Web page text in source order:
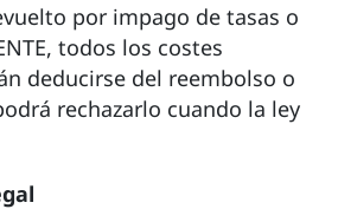
por impago de tasas o
todos los costes
deducirse del reembolso o
rechazarlo cuando la ley